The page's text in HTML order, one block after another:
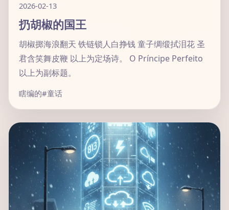
2026-02-13
扔胡椒的国王
胡椒掷海浪翻天 铁链锁人白挣钱 童子绸缎拭泪花 圣
君含笑舞皮鞭 以上为定场诗。 O Príncipe Perfeito
以上为副标题。
瞎编的#童话